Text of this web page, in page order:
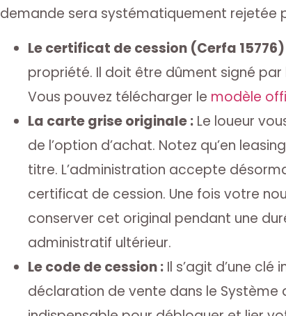
demande sera systématiquement rejetée
Le certificat de cession (Cerfa 15776)
propriété. Il doit être dûment signé
Vous pouvez télécharger le modèle
La carte grise originale :Le loueur
de l’option d’achat. Notez qu’en
titre. L’administration accepte
certificat de cession. Une fois votre
conserver cet original pendant une
administratif ultérieur.
Le code de cession :Il s’agit d’une
déclaration de vente dans le Système